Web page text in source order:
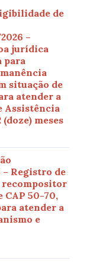
de
–
jurídica
para
situação de
atender a
Assistência
meses
Registro de
recompositor
CAP 50-70,
atender a
e